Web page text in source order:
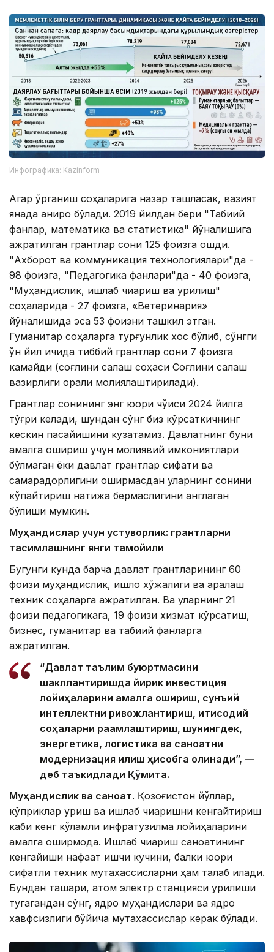
Инфографика: Kazinform
Агар ўрганиш соҳаларига назар ташласак, вазият
янада аниқроқ бўлади. 2019 йилдан бери "Табиий
фанлар, математика ва статистика" йўналишига
ажратилган грантлар сони 125 фоизга ошди.
"Ахборот ва коммуникация технологиялари"да -
98 фоизга, "Педагогика фанлари"да - 40 фоизга,
"Муҳандислик, ишлаб чиқариш ва қурилиш"
соҳаларида - 27 фоизга, «Ветеринария»
йўналишида эса 53 фоизни ташкил этган.
Гуманитар соҳаларга турғунлик хос бўлиб, сўнгги
ўн йил ичида тиббий грантлар сони 7 фоизга
камайди (соғлиқни сақлаш соҳаси Соғлиқни сақлаш
вазирлиги орқали молиялаштирилади).
Грантлар сонининг энг юқори чўққиси 2024 йилга
тўғри келади, шундан сўнг биз кўрсаткичнинг
кескин пасайишини кузатамиз. Давлатнинг буни
амалга ошириш учун молиявий имкониятлари
бўлмаган ёки давлат грантлар сифати ва
самарадорлигини оширмасдан уларнинг сонини
кўпайтириш натижа бермаслигини англаган
бўлиши мумкин.
Муҳандислар учун устуворлик: грантларни
тақсимлашнинг янги тамойили
Бугунги кунда барча давлат грантларининг 60
фоизи муҳандислик, қишлоқ хўжалиги ва аралаш
техник соҳаларга ажратилган. Ва уларнинг 21
фоизи педагогикага, 19 фоизи хизмат кўрсатиш,
бизнес, гуманитар ва табиий фанларга
ажратилган.
“Давлат таълим буюртмасини
шакллантиришда йирик инвестиция
лойиҳаларини амалга ошириш, сунъий
интеллектни ривожлантириш, иқтисодий
соҳаларни рақамлаштириш, шунингдек,
энергетика, логистика ва саноатни
модернизация қилиш ҳисобга олинади”, —
деб таъкидлади Қўмита.
Муҳандислик ва саноат. Қозоғистон йўллар,
кўприклар қуриш ва ишлаб чиқаришни кенгайтириш
каби кенг кўламли инфратузилма лойиҳаларини
амалга оширмоқда. Ишлаб чиқариш саноатининг
кенгайиши нафақат ишчи кучини, балки юқори
сифатли техник мутахассисларни ҳам талаб қилади.
Бундан ташқари, атом электр станцияси қурилиши
тугагандан сўнг, ядро муҳандислари ва ядро
хавфсизлиги бўйича мутахассислар керак бўлади.